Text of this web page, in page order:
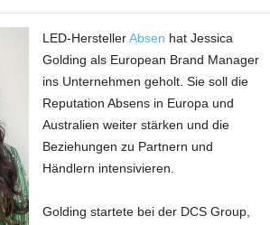
LED-HerstellerAbsen hat Jessica
Golding als European Brand Manager
ins Unternehmen geholt. Sie soll die
Reputation Absens in Europa und
Australien weiter stärken und die
Beziehungen zu Partnern und
Händlern intensivieren.
Golding startete bei der DCS Group,